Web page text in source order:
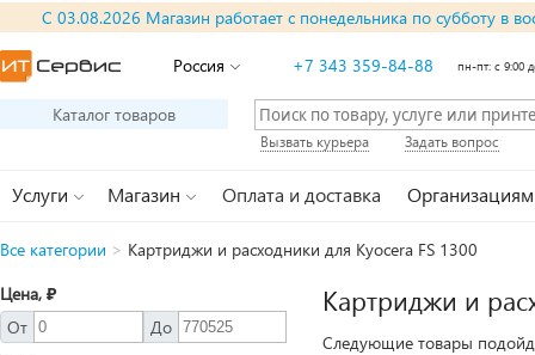
С 03.08.2026 Магазин работает с понедельника по субботу в
Россия +7 343 359-84-88 пн-пт: с 9:00
Каталог товаров
Вызвать курьера Задать вопрос
Услуги Магазин Оплата и доставка Организациям
Все категории > Картриджи и расходники для Kyocera FS 1300
Цена, ₽
От
До
Картриджи и
Следующие товары